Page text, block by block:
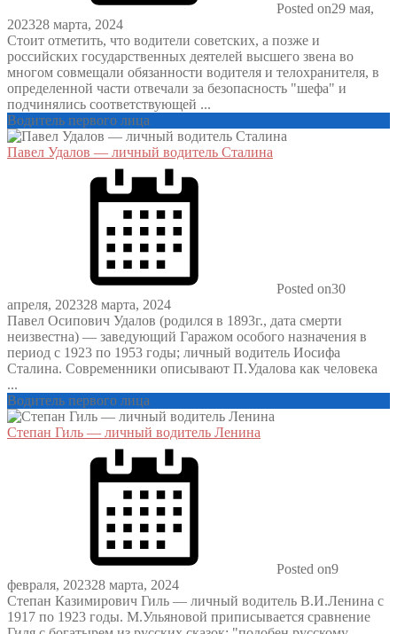
Posted on29 мая,
202328 марта, 2024
Стоит отметить, что водители советских, а позже и
российских государственных деятелей высшего звена во
многом совмещали обязанности водителя и телохранителя, в
определенной части отвечали за безопасность "шефа" и
подчинялись соответствующей ...
Водитель первого лица
Павел Удалов — личный водитель Сталина
Posted on30
апреля, 202328 марта, 2024
Павел Осипович Удалов (родился в 1893г., дата смерти
неизвестна) — заведующий Гаражом особого назначения в
период с 1923 по 1953 годы; личный водитель Иосифа
Сталина. Современники описывают П.Удалова как человека
...
Водитель первого лица
Степан Гиль — личный водитель Ленина
Posted on9
февраля, 202328 марта, 2024
Степан Казимирович Гиль — личный водитель В.И.Ленина с
1917 по 1923 годы. М.Ульяновой приписывается сравнение